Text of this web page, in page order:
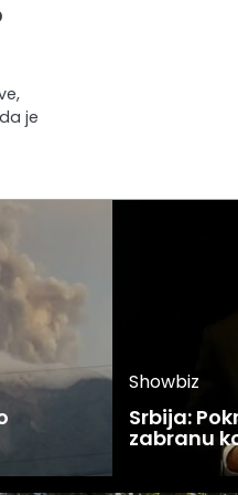
je
Showbiz
Srbija:
zabranu